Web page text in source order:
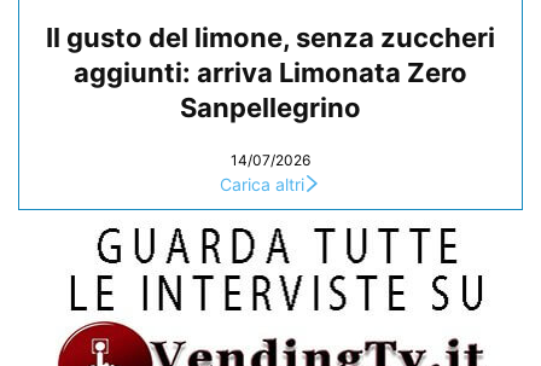
Il gusto del limone, senza zuccheri
aggiunti: arriva Limonata Zero
Sanpellegrino
14/07/2026
Carica altri